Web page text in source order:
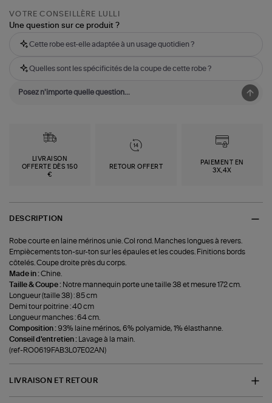
VOTRE CONSEILLÈRE LULLI
Une question sur ce produit ?
Cette robe est-elle adaptée à un usage quotidien ?
Quelles sont les spécificités de la coupe de cette robe ?
LIVRAISON
OFFERTE DÈS 150
€
RETOUR OFFERT
PAIEMENT EN
3X,4X
DESCRIPTION
Robe courte en laine mérinos unie. Col rond. Manches longues à revers.
Empiècements ton-sur-ton sur les épaules et les coudes. Finitions bords
côtelés. Coupe droite près du corps.
Made in :Chine.
Taille & Coupe : Notre mannequin porte une taille 38 et mesure 172 cm.
Longueur (taille 38) : 85 cm
Demi tour poitrine : 40 cm
Longueur manches : 64 cm.
Composition : 93% laine mérinos, 6% polyamide, 1% élasthanne.
Conseil d'entretien :
Lavage à la main.
(ref-RO0619FAB3L07E02AN)
LIVRAISON ET RETOUR